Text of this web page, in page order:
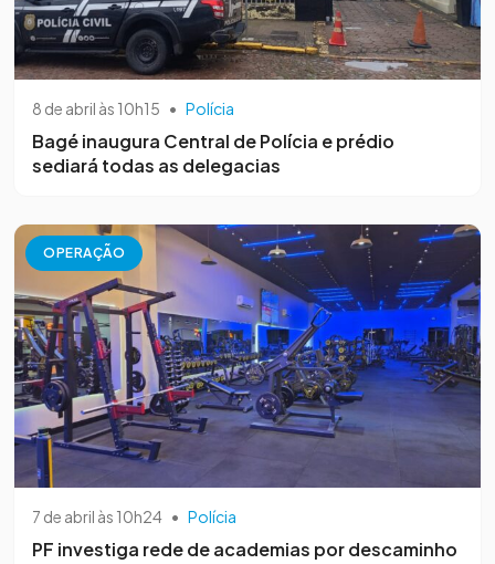
8 de abril às 10h15 • Polícia
Bagé inaugura Central de Polícia e prédio
sediará todas as delegacias
OPERAÇÃO
7 de abril às 10h24 • Polícia
PF investiga rede de academias por descaminho